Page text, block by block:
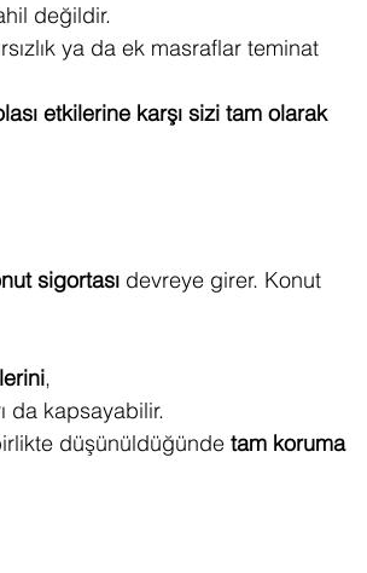
değildir.
ya da ek masraflar teminat
etkilerine karşı sizi tam olarak
sigortası devreye girer. Konut
,
da kapsayabilir.
düşünüldüğünde tam koruma